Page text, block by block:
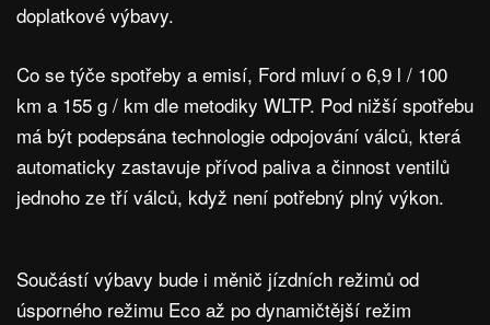
doplatkové výbavy.
Co se týče spotřeby a emisí, Ford mluví o 6,9 l / 100
km a 155 g / km dle metodiky WLTP. Pod nižší spotřebu
má být podepsána technologie odpojování válců, která
automaticky zastavuje přívod paliva a činnost ventilů
jednoho ze tří válců, když není potřebný plný výkon.
Součástí výbavy bude i měnič jízdních režimů od
úsporného režimu Eco až po dynamičtější režim